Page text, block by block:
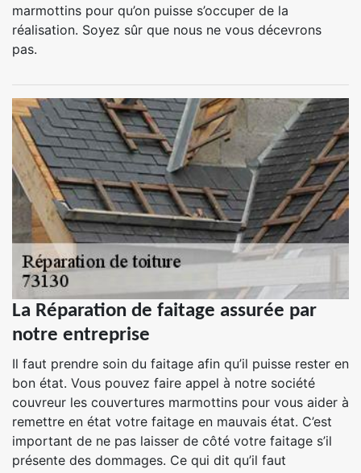
marmottins pour qu’on puisse s’occuper de la
réalisation. Soyez sûr que nous ne vous décevrons
pas.
La Réparation de faitage assurée par
notre entreprise
Il faut prendre soin du faitage afin qu’il puisse rester en
bon état. Vous pouvez faire appel à notre société
couvreur les couvertures marmottins pour vous aider à
remettre en état votre faitage en mauvais état. C’est
important de ne pas laisser de côté votre faitage s’il
présente des dommages. Ce qui dit qu’il faut